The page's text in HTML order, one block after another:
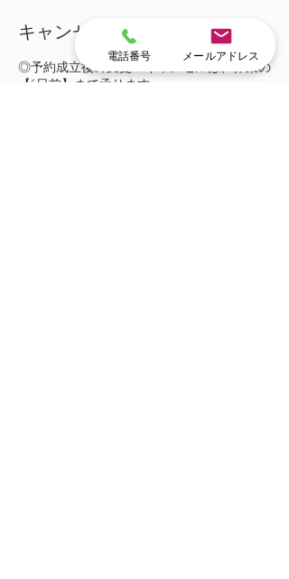
キャンセルポリシー
◎予約成立後の変更・キャンセルは、作業の
【6日前】まで承ります。
電話番号 メールアドレス